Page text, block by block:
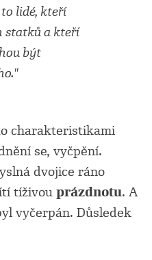
lidé, kteří
statků a kteří
být
charakteristikami
se, vyčpění.
dvojice ráno
tíživou prázdnotu. A
vyčerpán. Důsledek